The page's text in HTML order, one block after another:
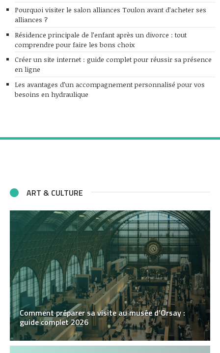
Pourquoi visiter le salon alliances Toulon avant d’acheter ses
alliances ?
Résidence principale de l’enfant après un divorce : tout
comprendre pour faire les bons choix
Créer un site internet : guide complet pour réussir sa présence
en ligne
Les avantages d’un accompagnement personnalisé pour vos
besoins en hydraulique
ART & CULTURE
Comment préparer sa visite au musée d’Orsay :
guide complet 2026